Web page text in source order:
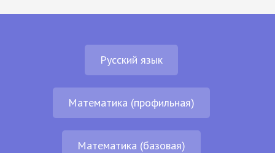
Русский язык
Математика (профильная)
Математика (базовая)